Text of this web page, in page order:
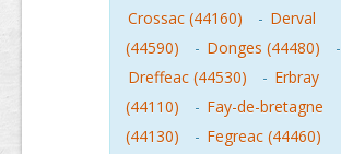
Crossac (44160)
- Derval
(44590)
- Donges (44480)
-
Dreffeac (44530)
- Erbray
(44110)
- Fay-de-bretagne
(44130)
- Fegreac (44460)